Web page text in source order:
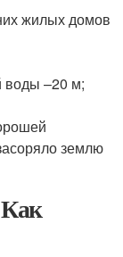
жилых домов
воды –20 м;
землю